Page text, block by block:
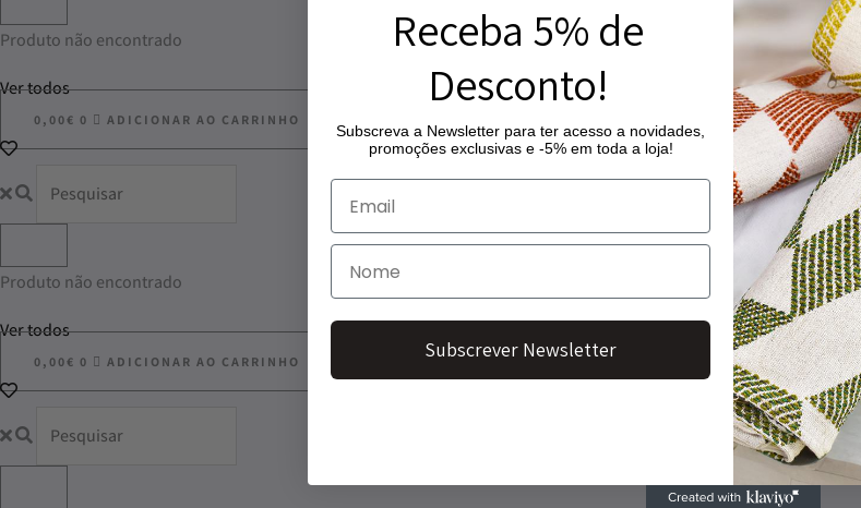
Produto não encontrado
Ver todos
0,00€ 0 ADICIONAR AO CARRINHO
Produto não encontrado
Ver todos
0,00€ 0 ADICIONAR AO CARRINHO
Receba 5% de
Desconto!
Subscreva a Newsletter para ter acesso a novidades,
promoções exclusivas e -5% em toda a loja!
Subscrever Newsletter